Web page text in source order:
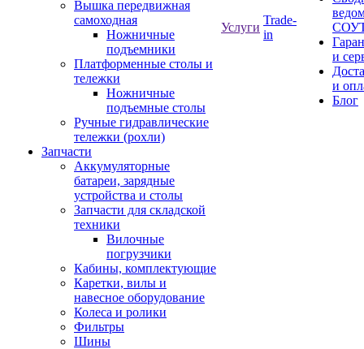
Вышка передвижная
самоходная
Ножничные
подъемники
Платформенные столы и
тележки
Ножничные
подъемные столы
Ручные гидравлические
тележки (рохли)
Запчасти
Аккумуляторные
батареи, зарядные
устройства и столы
Запчасти для складской
техники
Вилочные
погрузчики
Кабины, комплектующие
Каретки, вилы и
навесное оборудование
Колеса и ролики
Фильтры
Шины
Услуги
Trade-
in
и
и
Блог